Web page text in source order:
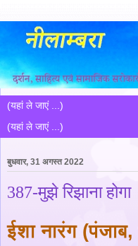
बुधवार, 31 अगस्त 2022
387-मुझे रिझाना होगा
ईशा नारंग(पंजाब,